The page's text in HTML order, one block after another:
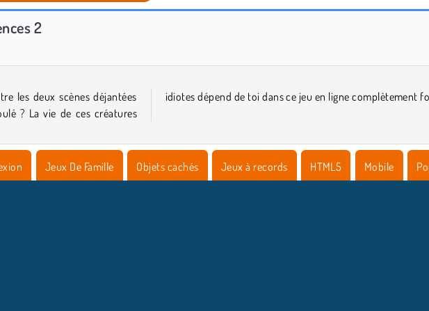
2
les deux scènes déjantées
? La vie de ces créatures
idiotes dépend de toi dans ce jeu en ligne complètement
Jeux De Famille Objets cachés Jeux à records HTML5 Mobile